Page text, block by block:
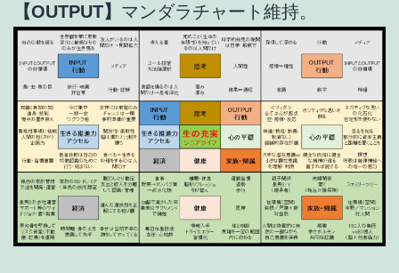
【OUTPUT】 マンダラチャート維持。